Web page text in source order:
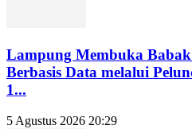
Lampung Membuka
Berbasis Data melalui
1...
5 Agustus 2026 20:29